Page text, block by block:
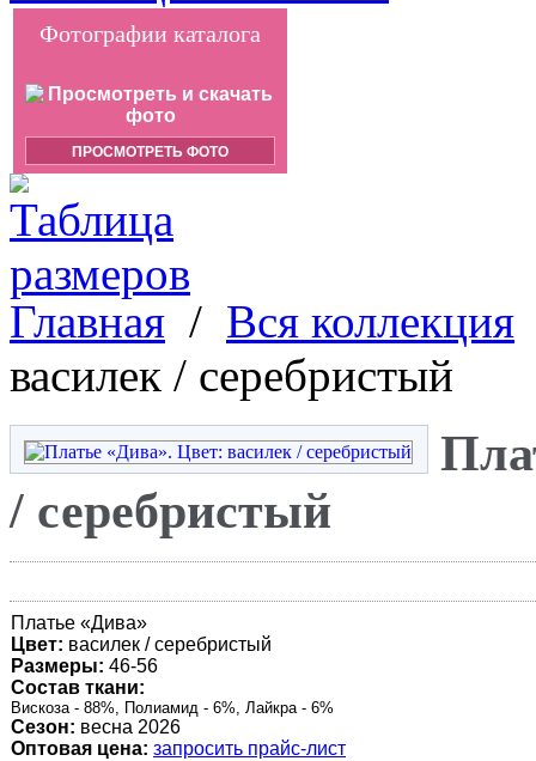
Фотографии каталога
ПРОСМОТРЕТЬ ФОТО
Главная / Вся коллекция
василек / серебристый
/ серебристый
Платье «Дива»
Цвет: василек / серебристый
Размеры: 46-56
Состав ткани:
Вискоза - 88%, Полиамид - 6%, Лайкра - 6%
Сезон: весна 2026
Оптовая цена: запросить прайс-лист